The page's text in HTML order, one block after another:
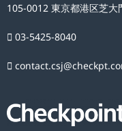
105-0012 東京都港区芝
03-5425-8040